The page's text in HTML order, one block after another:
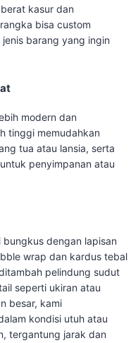
kasur dan
bisa custom
barang yang ingin
modern dan
tinggi memudahkan
tua atau lansia, serta
penyimpanan atau
dengan lapisan
wrap dan kardus tebal
pelindung sudut
seperti ukiran atau
besar, kami
kondisi utuh atau
tergantung jarak dan